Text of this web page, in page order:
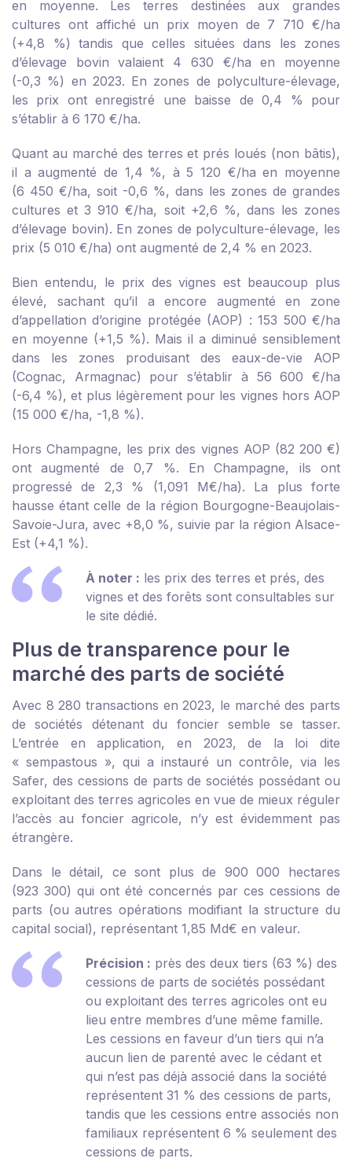
en moyenne. Les terres destinées aux grandes
cultures ont affiché un prix moyen de 7 710 €/ha
(+4,8 %) tandis que celles situées dans les zones
d’élevage bovin valaient 4 630 €/ha en moyenne
(-0,3 %) en 2023. En zones de polyculture-élevage,
les prix ont enregistré une baisse de 0,4 % pour
s’établir à 6 170 €/ha.
Quant au marché des terres et prés loués (non bâtis),
il a augmenté de 1,4 %, à 5 120 €/ha en moyenne
(6 450 €/ha, soit -0,6 %, dans les zones de grandes
cultures et 3 910 €/ha, soit +2,6 %, dans les zones
d’élevage bovin). En zones de polyculture-élevage, les
prix (5 010 €/ha) ont augmenté de 2,4 % en 2023.
Bien entendu, le prix des vignes est beaucoup plus
élevé, sachant qu’il a encore augmenté en zone
d’appellation d’origine protégée (AOP) : 153 500 €/ha
en moyenne (+1,5 %). Mais il a diminué sensiblement
dans les zones produisant des eaux-de-vie AOP
(Cognac, Armagnac) pour s’établir à 56 600 €/ha
(-6,4 %), et plus légèrement pour les vignes hors AOP
(15 000 €/ha, -1,8 %).
Hors Champagne, les prix des vignes AOP (82 200 €)
ont augmenté de 0,7 %. En Champagne, ils ont
progressé de 2,3 % (1,091 M€/ha). La plus forte
hausse étant celle de la région Bourgogne-Beaujolais-
Savoie-Jura, avec +8,0 %, suivie par la région Alsace-
Est (+4,1 %).
À noter : les prix des terres et prés, des
vignes et des forêts sont consultables sur
le site dédié.
Plus de transparence pour le
marché des parts de société
Avec 8 280 transactions en 2023, le marché des parts
de sociétés détenant du foncier semble se tasser.
L’entrée en application, en 2023, de la loi dite
« sempastous », qui a instauré un contrôle, via les
Safer, des cessions de parts de sociétés possédant ou
exploitant des terres agricoles en vue de mieux réguler
l’accès au foncier agricole, n’y est évidemment pas
étrangère.
Dans le détail, ce sont plus de 900 000 hectares
(923 300) qui ont été concernés par ces cessions de
parts (ou autres opérations modifiant la structure du
capital social), représentant 1,85 Md€ en valeur.
Précision : près des deux tiers (63 %) des
cessions de parts de sociétés possédant
ou exploitant des terres agricoles ont eu
lieu entre membres d’une même famille.
Les cessions en faveur d’un tiers qui n’a
aucun lien de parenté avec le cédant et
qui n’est pas déjà associé dans la société
représentent 31 % des cessions de parts,
tandis que les cessions entre associés non
familiaux représentent 6 % seulement des
cessions de parts.